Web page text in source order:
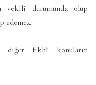
vekili durumunda olup
edemez.
diğer fıkhî konuların